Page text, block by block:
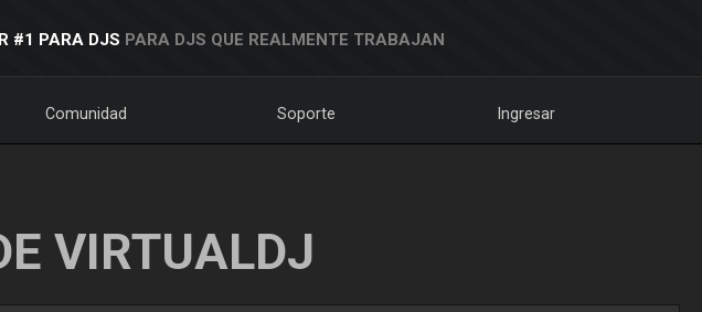
#1 PARA DJS PARA DJS QUE REALMENTE TRABAJAN
Comunidad Soporte Ingresar
VIRTUALDJ